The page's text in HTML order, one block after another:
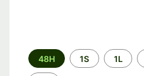
Perioada
48H 1S 1L